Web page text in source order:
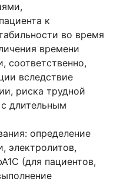
к
во время
времени
соответственно,
вследствие
риска трудной
длительным
определение
электролитов,
(для пациентов,